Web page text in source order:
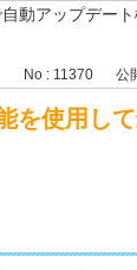
動アップデー
No : 11370 公
を使用し